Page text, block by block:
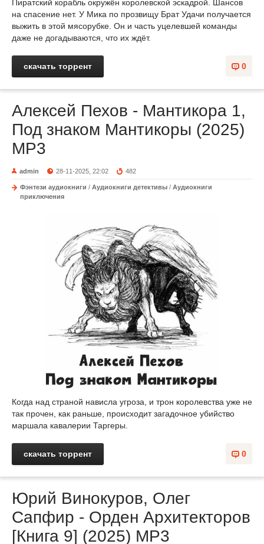
Пиратский корабль окружён королевской эскадрой. Шансов
на спасение нет. У Мика по прозвищу Брат Удачи получается
выжить в этой мясорубке. Он и часть уцелевшей команды
даже не догадываются, что их ждёт.
0
скачать торрент
Алексей Пехов - Мантикора 1,
Под знаком Мантикоры (2025)
МР3
admin 28-11-2025, 22:02 482
Фэнтези аудиокниги / Аудиокниги детективы / Аудиокниги
приключения
Когда над страной нависла угроза, и трон королевства уже не
так прочен, как раньше, происходит загадочное убийство
маршала кавалерии Таргеры.
0
скачать торрент
Юрий Винокуров, Олег
Сапфир - Орден Архитекторов
[Книга 9] (2025) MP3